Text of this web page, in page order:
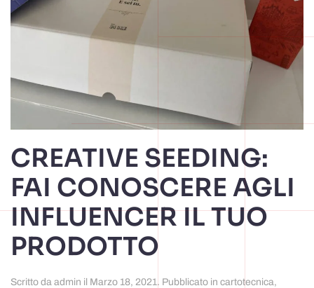
CREATIVE SEEDING:
FAI CONOSCERE AGLI
INFLUENCER IL TUO
PRODOTTO
Scritto da admin il Marzo 18, 2021 . Pubblicato in cartotecnica,